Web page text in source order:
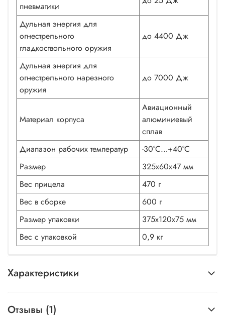
пневматики
Дульная энергия для
огнестрельного
гладкоствольного оружия
до 4400 Дж
Дульная энергия для
огнестрельного нарезного
оружия
до 7000 Дж
Материал корпуса
Авиационный
алюминиевый
сплав
Диапазон рабочих температур
-30°C…+40°C
Размер
325х60х47 мм
Вес прицела
470 г
Вес в сборке
600 г
Размер упаковки
375х120х75 мм
Вес с упаковкой
0,9 кг
Характеристики
Отзывы (1)